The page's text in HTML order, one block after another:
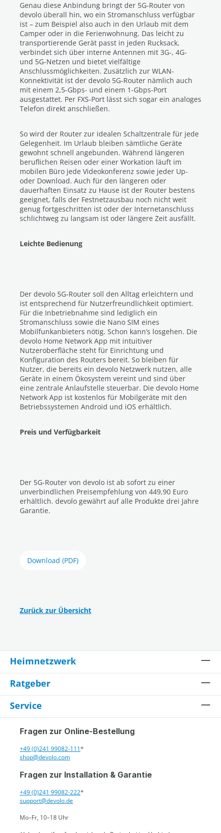
Genau diese Anbindung bringt der 5G-Router von
devolo überall hin, wo ein Stromanschluss verfügbar
ist – zum Beispiel also auch in den Urlaub mit dem
Camper oder in die Ferienwohnung. Das leicht zu
transportierende Gerät passt in jeden Rucksack,
verbindet sich über interne Antennen mit 3G-, 4G-
und 5G-Netzen und bietet vielfältige
Anschlussmöglichkeiten. Zusätzlich zur WLAN-
Konnektivität ist der devolo 5G-Router nämlich auch
mit einem 2,5-Gbps- und einem 1-Gbps-Port
ausgestattet. Per FXS-Port lässt sich sogar ein analoges
Telefon direkt anschließen.
So wird der Router zur idealen Schaltzentrale für jede
Gelegenheit. Im Urlaub bleiben sämtliche Geräte
gewohnt schnell angebunden. Während längeren
beruflichen Reisen oder einer Workation läuft im
mobilen Büro jede Videokonferenz sowie jeder Up-
oder Download. Auch für den längeren oder
dauerhaften Einsatz zu Hause ist der Router bestens
geeignet, falls der Festnetzausbau noch nicht weit
genug fortgeschritten ist oder der Internetanschluss
schlichtweg zu langsam ist oder längere Zeit ausfällt.
Leichte Bedienung
Der devolo 5G-Router soll den Alltag erleichtern und
ist entsprechend für Nutzerfreundlichkeit optimiert.
Für die Inbetriebnahme sind lediglich ein
Stromanschluss sowie die Nano SIM eines
Mobilfunkanbieters nötig. Schon kann’s losgehen. Die
devolo Home Network App mit intuitiver
Nutzeroberfläche steht für Einrichtung und
Konfiguration des Routers bereit. So bleiben für
Nutzer, die bereits ein devolo Netzwerk nutzen, alle
Geräte in einem Ökosystem vereint und sind über
eine zentrale Anlaufstelle steuerbar. Die devolo Home
Network App ist kostenlos für Mobilgeräte mit den
Betriebssystemen Android und iOS erhältlich.
Preis und Verfügbarkeit
Der 5G-Router von devolo ist ab sofort zu einer
unverbindlichen Preisempfehlung von 449,90 Euro
erhältlich. devolo gewährt auf alle Produkte drei Jahre
Garantie.
Download (PDF)
Zurück zur Übersicht
Heimnetzwerk
Ratgeber
Service
Fragen zur Online-Bestellung
+49 (0)241 99082-111*
shop@devolo.com
Fragen zur Installation & Garantie
+49 (0)241 99082-222*
support@devolo.de
Mo–Fr, 10–18 Uhr